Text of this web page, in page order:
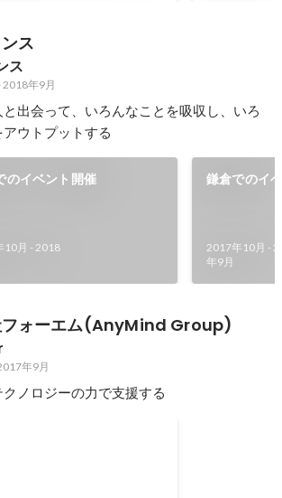
ス
ス
2018年9月
出会って、いろんなことを吸収し、いろ
アウトプットする
のイベント開催
10月 - 2018
鎌倉でのイ
2017年10月 -
年9月
フォーエム(AnyMind Group)
年9月
ノロジーの力で支援する